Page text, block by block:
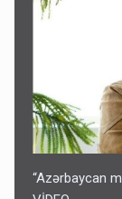
“Azərbaycan